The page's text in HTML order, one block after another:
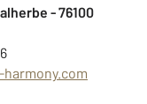
- 76100